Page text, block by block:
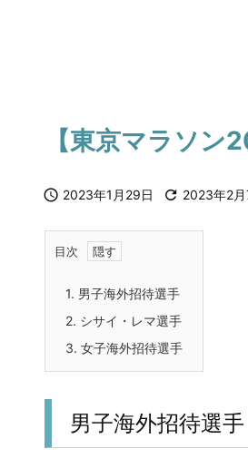
【東京マラソン
 2023年1月29日  2023年2月
目次
1. 男子海外招待選手
2. シサイ・レマ選手
3. 女子海外招待選手
男子海外招待選手